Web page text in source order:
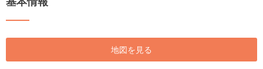
地図を見る